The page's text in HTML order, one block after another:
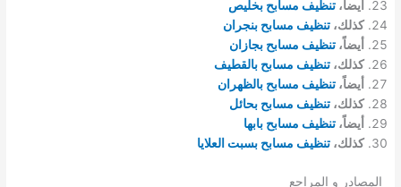
أيضاً،تنظيف مسابح بخليص
كذلك،تنظيف مسابح بنجران
أيضاً،تنظيف مسابح بجازان
كذلك،تنظيف مسابح بالقطيف
أيضاً،تنظيف مسابح بالظهران
كذلك،تنظيف مسابح بحائل
أيضاً،تنظيف مسابح بابها
كذلك،تنظيف مسابح بسبت العلايا
المصادر و المراجع